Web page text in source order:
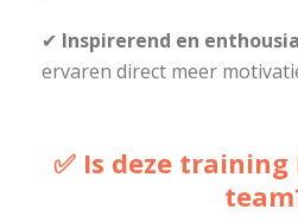
✔ Inspirerend en
ervaren direct meer
✅ Is deze